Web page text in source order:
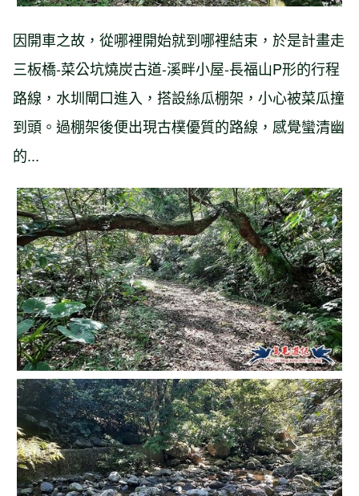
因開車之故，從哪裡開始就到哪裡結束，於是計畫走
三板橋-菜公坑燒炭古道-溪畔小屋-長福山P形的行程
路線，水圳閘口進入，搭設絲瓜棚架，小心被菜瓜撞
到頭。過棚架後便出現古樸優質的路線，感覺蠻清幽
的...